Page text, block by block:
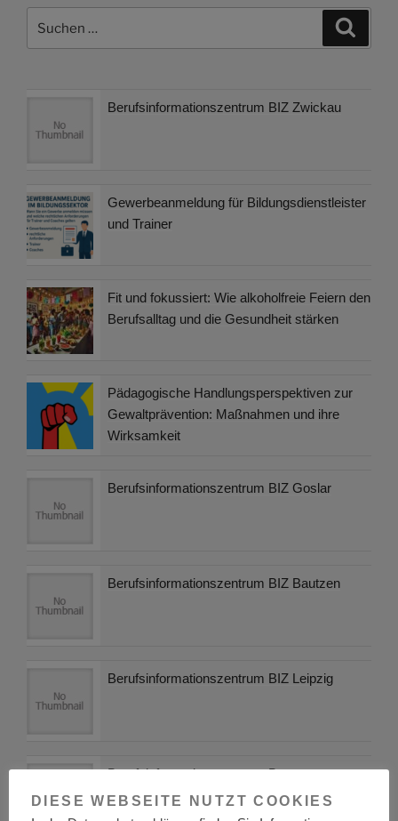
nach:
Berufsinformationszentrum BIZ Zwickau
Gewerbeanmeldung für Bildungsdienstleister
und Trainer
Fit und fokussiert: Wie alkoholfreie Feiern den
Berufsalltag und die Gesundheit stärken
Pädagogische Handlungsperspektiven zur
Gewaltprävention: Maßnahmen und ihre
Wirksamkeit
Berufsinformationszentrum BIZ Goslar
Berufsinformationszentrum BIZ Bautzen
Berufsinformationszentrum BIZ Leipzig
Berufsinformationszentrum Bayern
DIESE WEBSEITE NUTZT COOKIES